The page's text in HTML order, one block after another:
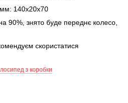
мм: 140х20х70
90%, знято буде переднє колесо,
скористатися
з коробки